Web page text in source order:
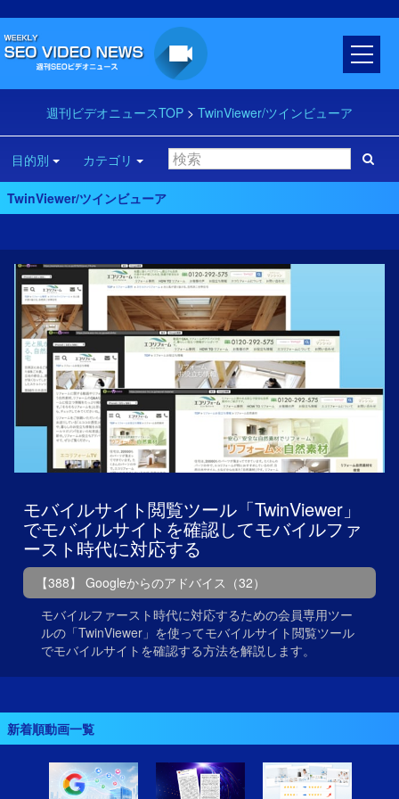
週刊ビデオニュースTOP > TwinViewer/ツインビューア
目的別 カテゴリ
TwinViewer/ツインビューア
モバイルサイト閲覧ツール「TwinViewer」
でモバイルサイトを確認してモバイルファ
ースト時代に対応する
【388】 Googleからのアドバイス（32）
モバイルファースト時代に対応するための会員専用ツー
ルの「TwinViewer」を使ってモバイルサイト閲覧ツール
でモバイルサイトを確認する方法を解説します。
新着順動画一覧